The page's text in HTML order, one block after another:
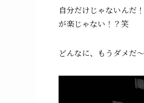
自分だけじゃないんだ
が楽じゃない！？笑
どんなに、もうダメだ